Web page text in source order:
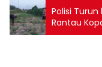
Polisi
Rantau
Dukung